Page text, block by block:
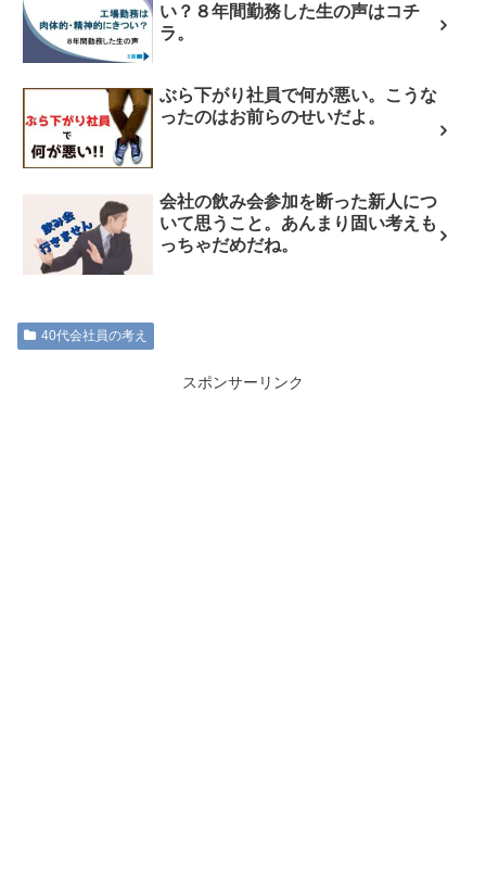
い？８年間勤務した生の声はコチ
ラ。
ぶら下がり社員で何が悪い。こうな
ったのはお前らのせいだよ。
会社の飲み会参加を断った新人につ
いて思うこと。あんまり固い考えも
っちゃだめだね。
40代会社員の考え
スポンサーリンク